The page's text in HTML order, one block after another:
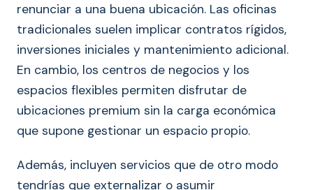
renunciar a una buena ubicación. Las oficinas
tradicionales suelen implicar contratos rígidos,
inversiones iniciales y mantenimiento adicional.
En cambio, los centros de negocios y los
espacios flexibles permiten disfrutar de
ubicaciones premium sin la carga económica
que supone gestionar un espacio propio.
Además, incluyen servicios que de otro modo
tendrías que externalizar o asumir